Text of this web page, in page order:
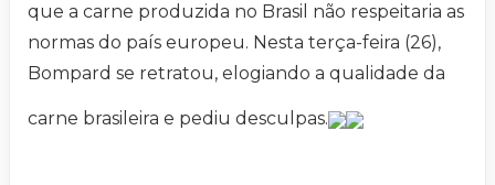
que a carne produzida no Brasil não respeitaria as
normas do país europeu. Nesta terça-feira (26),
Bompard se retratou, elogiando a qualidade da
carne brasileira e pediu desculpas.